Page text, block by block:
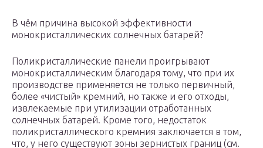
В чём причина высокой эффективности
монокристаллических солнечных батарей?
Поликристаллические панели проигрывают
монокристаллическим благодаря тому, что при их
производстве применяется не только первичный,
более «чистый» кремний, но также и его отходы,
извлекаемые при утилизации отработанных
солнечных батарей. Кроме того, недостаток
поликристаллического кремния заключается в том,
что, у него существуют зоны зернистых границ (см.